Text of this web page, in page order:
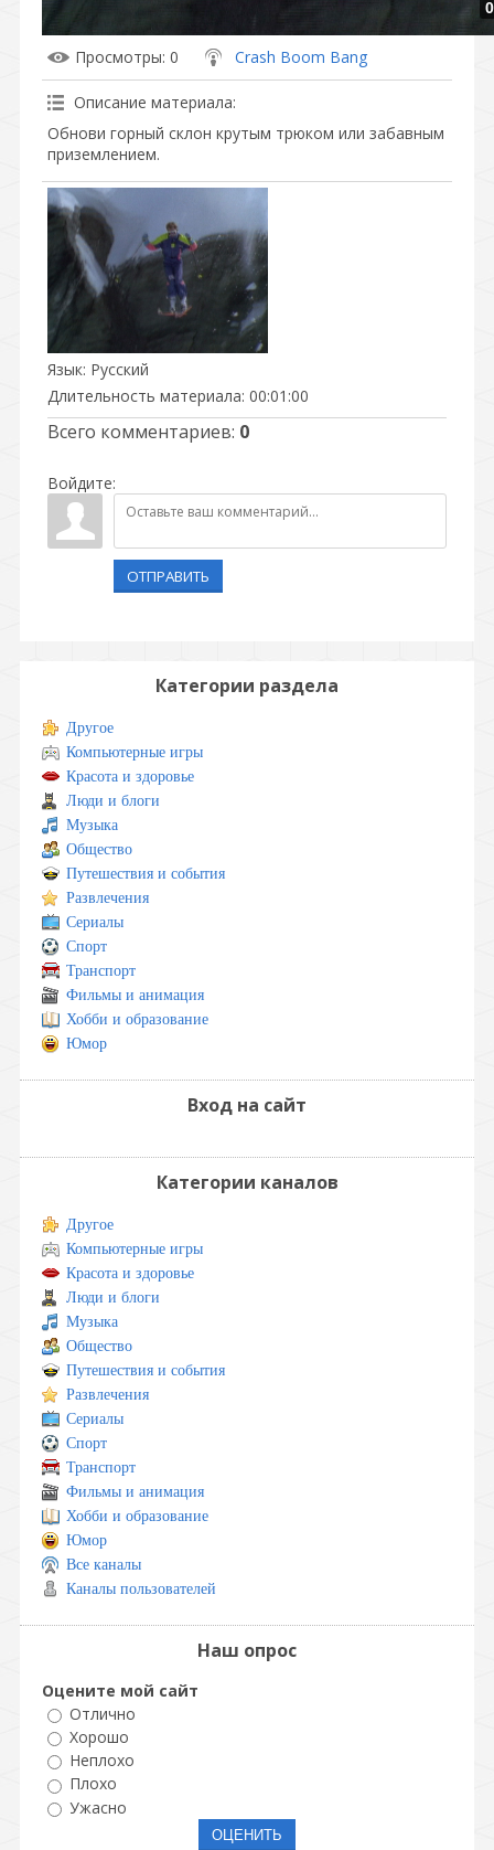
Просмотры: 0 Crash Boom Bang
Описание материала:
Обнови горный склон крутым трюком или забавным
приземлением.
Язык: Русский
Длительность материала: 00:01:00
Всего комментариев: 0
Войдите:
ОТПРАВИТЬ
Категории раздела
Другое
Компьютерные игры
Красота и здоровье
Люди и блоги
Музыка
Общество
Путешествия и события
Развлечения
Сериалы
Спорт
Транспорт
Фильмы и анимация
Хобби и образование
Юмор
Вход на сайт
Категории каналов
Другое
Компьютерные игры
Красота и здоровье
Люди и блоги
Музыка
Общество
Путешествия и события
Развлечения
Сериалы
Спорт
Транспорт
Фильмы и анимация
Хобби и образование
Юмор
Все каналы
Каналы пользователей
Наш опрос
Оцените мой сайт
Отлично
Хорошо
Неплохо
Плохо
Ужасно